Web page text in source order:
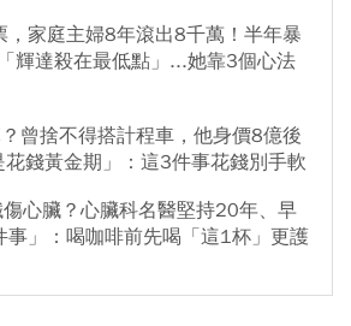
，家庭主婦8年滾出8千萬！半年暴
輝達殺在最低點」...她靠3個心法
曾捨不得搭計程車，他身價8億後
錢黃金期」：這3件事花錢別手軟
心臟？心臟科名醫堅持20年、早
」：喝咖啡前先喝「這1杯」更護